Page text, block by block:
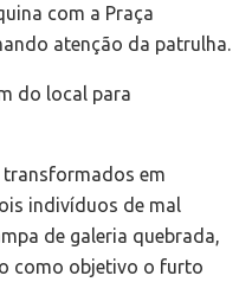
com a Praça
atenção da patrulha.
do local para
em
indivíduos de mal
de galeria quebrada,
como objetivo o furto